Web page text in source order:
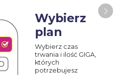
Wybierz
plan
Wybierz czas
trwania i ilość GIGA,
których
potrzebujesz